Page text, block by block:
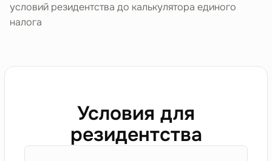
условий резидентства до калькулятора единого
налога
Условия для
резидентства